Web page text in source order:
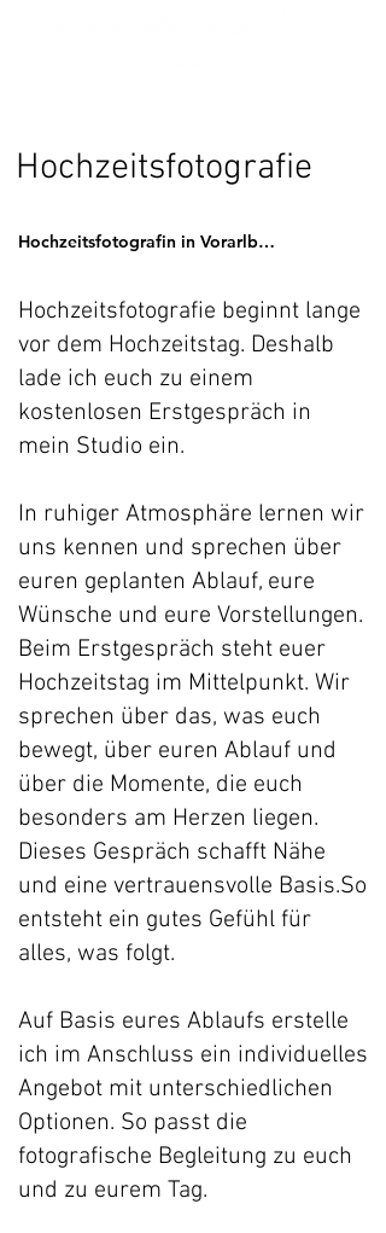
Hochzeitsfotografie
Hochzeitsfotografin in Vorarlberg
Hochzeitsfotografie beginnt lange
vor dem Hochzeitstag. Deshalb
lade ich euch zu einem
kostenlosen Erstgespräch in
mein Studio ein.
In ruhiger Atmosphäre lernen wir
uns kennen und sprechen über
euren geplanten Ablauf, eure
Wünsche und eure Vorstellungen.
Beim Erstgespräch steht euer
Hochzeitstag im Mittelpunkt. Wir
sprechen über das, was euch
bewegt, über euren Ablauf und
über die Momente, die euch
besonders am Herzen liegen.
Dieses Gespräch schafft Nähe
und eine vertrauensvolle Basis.So
entsteht ein gutes Gefühl für
alles, was folgt.
Auf Basis eures Ablaufs erstelle
ich im Anschluss ein individuelles
Angebot mit unterschiedlichen
Optionen. So passt die
fotografische Begleitung zu euch
und zu eurem Tag.